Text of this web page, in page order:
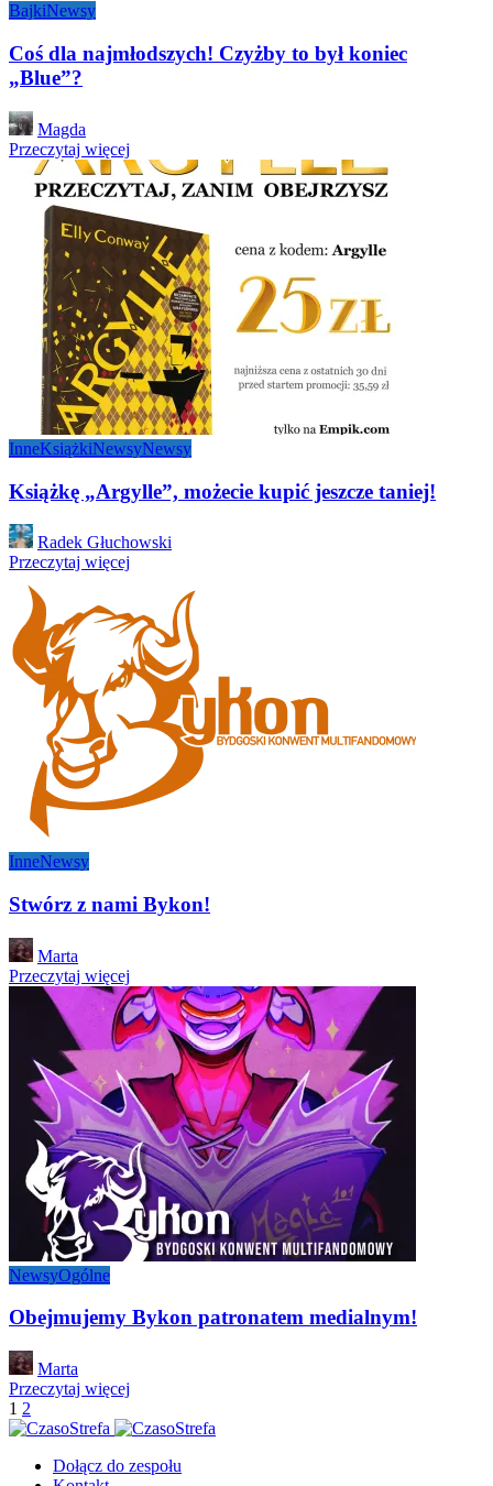
BajkiNewsy
Coś dla najmłodszych! Czyżby to był koniec
„Blue”?
Posted
by
Magda
Przeczytaj więcej
InneKsiążkiNewsyNewsy
Książkę „Argylle”, możecie kupić jeszcze taniej!
Posted
by
Radek Głuchowski
Przeczytaj więcej
InneNewsy
Stwórz z nami Bykon!
Posted
by
Marta
Przeczytaj więcej
NewsyOgólne
Obejmujemy Bykon patronatem medialnym!
Posted
by
Marta
Przeczytaj więcej
1 2
Dołącz do zespołu